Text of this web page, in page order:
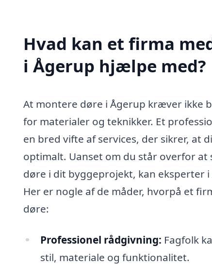
Hvad kan et firma
i Ågerup hjælpe med?
At montere døre i Ågerup kræver ikke
for materialer og teknikker. Et
en bred vifte af services, der sikrer, at
optimalt. Uanset om du står overfor
døre i dit byggeprojekt, kan eksperter
Her er nogle af de måder, hvorpå et
døre:
Professionel rådgivning: Fagfolk
stil, materiale og funktionalitet.